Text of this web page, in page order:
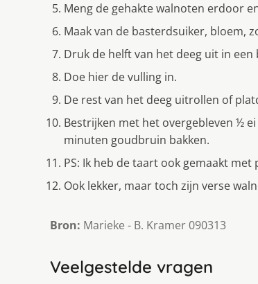
Meng de gehakte walnoten erdoor
Maak van de basterdsuiker, bloem,
Druk de helft van het deeg uit in
Doe hier de vulling in.
De rest van het deeg uitrollen of
Bestrijken met het overgebleven ½
minuten goudbruin bakken.
PS: Ik heb de taart ook gemaakt met
Ook lekker, maar toch zijn verse
Bron: Marieke - B. Kramer 090313
Veelgestelde vragen